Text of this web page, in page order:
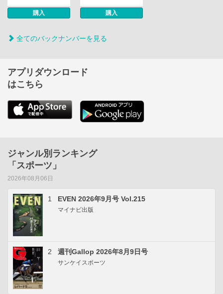
購入 購入
全てのバックナンバーを見る
アプリダウンロード
はこちら
ジャンル別ランキング
「スポーツ」
2026年08月06日
1 EVEN 2026年9月号 Vol.215
マイナビ出版
2 週刊Gallop 2026年8月9日号
サンケイスポーツ